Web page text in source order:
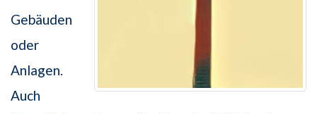
Gebäuden
oder
Anlagen.
Auch